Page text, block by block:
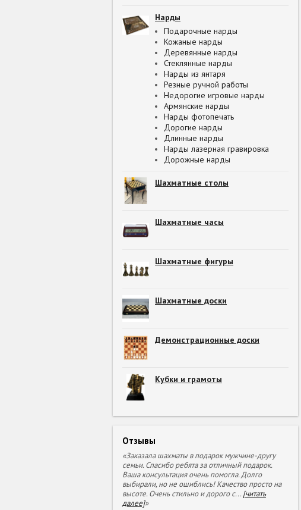
Нарды
Подарочные нарды
Кожаные нарды
Деревянные нарды
Стеклянные нарды
Нарды из янтаря
Резные ручной работы
Недорогие игровые нарды
Армянские нарды
Нарды фотопечать
Дорогие нарды
Длинные нарды
Нарды лазерная гравировка
Дорожные нарды
Шахматные столы
Шахматные часы
Шахматные фигуры
Шахматные доски
Демонстрационные доски
Кубки и грамоты
Отзывы
«Заказала шахматы в подарок мужчине-другу
семьи. Спасибо ребята за отличный подарок.
Ваша консультация очень помогла. Долго
выбирали, но не ошиблись! Качество просто на
высоте. Очень стильно и дорого с...[читать
далее]»